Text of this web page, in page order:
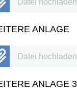
Datei hochladen
ANLAGE
Datei hochladen
ANLAGE 3